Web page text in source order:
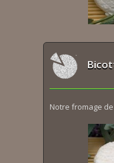
Notre fromage